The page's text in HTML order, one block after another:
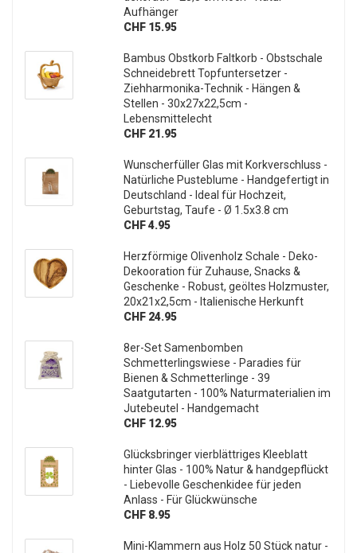
Aufhänger
CHF 15.95
Bambus Obstkorb Faltkorb - Obstschale
Schneidebrett Topfuntersetzer -
Ziehharmonika-Technik - Hängen &
Stellen - 30x27x22,5cm -
Lebensmittelecht
CHF 21.95
Wunscherfüller Glas mit Korkverschluss -
Natürliche Pusteblume - Handgefertigt in
Deutschland - Ideal für Hochzeit,
Geburtstag, Taufe - Ø 1.5x3.8 cm
CHF 4.95
Herzförmige Olivenholz Schale - Deko-
Dekooration für Zuhause, Snacks &
Geschenke - Robust, geöltes Holzmuster,
20x21x2,5cm - Italienische Herkunft
CHF 24.95
8er-Set Samenbomben
Schmetterlingswiese - Paradies für
Bienen & Schmetterlinge - 39
Saatgutarten - 100% Naturmaterialien im
Jutebeutel - Handgemacht
CHF 12.95
Glücksbringer vierblättriges Kleeblatt
hinter Glas - 100% Natur & handgepflückt
- Liebevolle Geschenkidee für jeden
Anlass - Für Glückwünsche
CHF 8.95
Mini-Klammern aus Holz 50 Stück natur -